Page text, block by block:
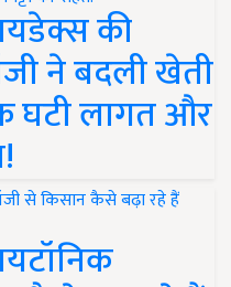
की
ने बदली खेती
घटी लागत और